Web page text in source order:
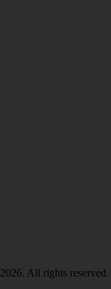
2026. All rights reserved.